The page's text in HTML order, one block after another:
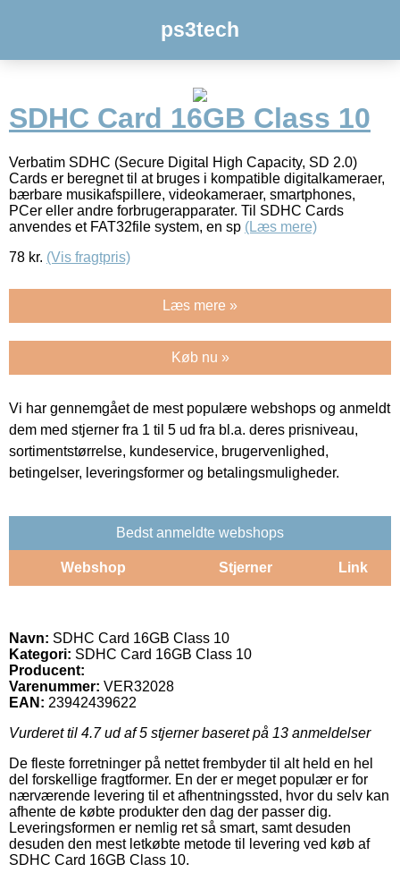
ps3tech
SDHC Card 16GB Class 10
Verbatim SDHC (Secure Digital High Capacity, SD 2.0)
Cards er beregnet til at bruges i kompatible digitalkameraer,
bærbare musikafspillere, videokameraer, smartphones,
PCer eller andre forbrugerapparater. Til SDHC Cards
anvendes et FAT32file system, en sp (Læs mere)
78 kr. (Vis fragtpris)
Læs mere »
Køb nu »
Vi har gennemgået de mest populære webshops og anmeldt
dem med stjerner fra 1 til 5 ud fra bl.a. deres prisniveau,
sortimentstørrelse, kundeservice, brugervenlighed,
betingelser, leveringsformer og betalingsmuligheder.
Bedst anmeldte webshops
Webshop Stjerner Link
Navn: SDHC Card 16GB Class 10
Kategori: SDHC Card 16GB Class 10
Producent:
Varenummer: VER32028
EAN: 23942439622
Vurderet til 4.7ud af 5 stjerner baseret på 13 anmeldelser
De fleste forretninger på nettet frembyder til alt held en hel
del forskellige fragtformer. En der er meget populær er for
nærværende levering til et afhentningssted, hvor du selv kan
afhente de købte produkter den dag der passer dig.
Leveringsformen er nemlig ret så smart, samt desuden
desuden den mest letkøbte metode til levering ved køb af
SDHC Card 16GB Class 10.